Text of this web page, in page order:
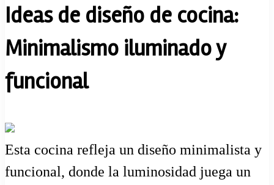
Ideas de diseño de cocina:
Minimalismo iluminado y
funcional
Esta cocina refleja un diseño minimalista y
funcional, donde la luminosidad juega un